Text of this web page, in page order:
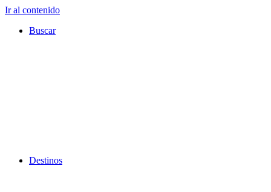
Ir al contenido
Buscar
Destinos